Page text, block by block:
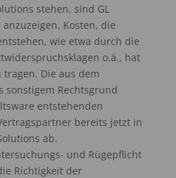
stehen, sind GL
Kosten, die
wie etwa durch die
o.ä., hat
Die aus dem
sonstigem Rechtsgrund
entstehenden
bereits jetzt in
ab.
und Rügepflicht
Richtigkeit der